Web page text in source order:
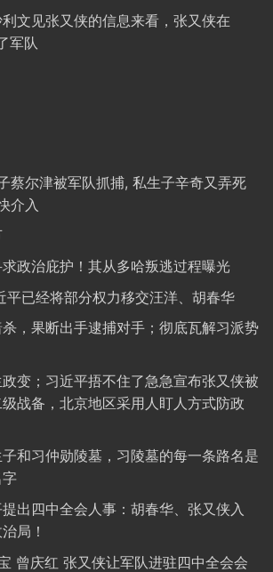
文见张又侠的信息来看，张又侠在
军队
蔡尔津被军队抓捕, 私生子辛奇又弄死
介入
政治庇护！其从多哈叛逃过程曝光
平已经将部分权力移交汪洋、胡春华
，果断出手逮捕对手；彻底瓦解习派势
变；习近平捂不住了急急宣布张又侠被
战备，北京地区采用人盯人方式防政
和习仲勋陵墓，习陵墓的每一条路名是
出四中全会人事：胡春华、张又侠入
局！
曾庆红 张又侠让军队进驻四中全会会